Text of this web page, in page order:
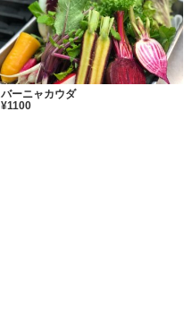
バーニャカウダ
¥1100